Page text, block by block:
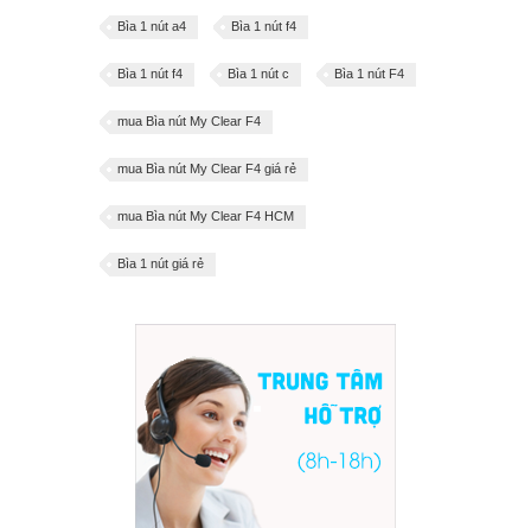
Bìa 1 nút a4 Bìa 1 nút f4
Bìa 1 nút f4 Bìa 1 nút c Bìa 1 nút F4
mua Bìa nút My Clear F4
mua Bìa nút My Clear F4 giá rẻ
mua Bìa nút My Clear F4 HCM
Bìa 1 nút giá rẻ